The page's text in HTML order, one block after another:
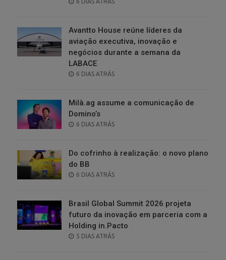
Avantto House reúne líderes da
aviação executiva, inovação e
negócios durante a semana da
LABACE
POSTED
6 DIAS ATRÁS
Milà.ag assume a comunicação de
Domino’s
POSTED
6 DIAS ATRÁS
Do cofrinho à realização: o novo plano
do BB
POSTED
6 DIAS ATRÁS
Brasil Global Summit 2026 projeta
futuro da inovação em parceria com a
Holding in.Pacto
POSTED
5 DIAS ATRÁS